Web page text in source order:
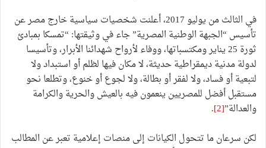
في الثالث من يوليو 2017، أعلنت شخصيات سياسية خارج مصر عن
تأسيس “الجبهة الوطنية المصرية” جاء في وثيقتها: “تمسكا بمبادئ
ثورة 25 يناير ومكتسباتها، ووفاء لأرواح شهدائنا الأبرار، وتأسيسا
لدولة مدنية ديمقراطية حديثة، لا مكان فيها لظلم أو استبداد ولا
لتبعية أو فساد، ولا لفقر أو بطالة، ولا لجوع أو خنوع، وتطلعا نحو
مستقبل أفضل للمصريين ينعمون فيه بالعيش والحرية والكرامة
والعدالة”[2]
.
لكن سرعان ما تتحول الكيانات إلى منصات إعلامية تعبر عن المطالب